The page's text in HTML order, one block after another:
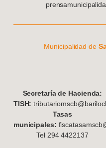
Municipalidad de
Secretaría de Hacienda:
TISH:
Tasas
municipales:
Tel 294 4422137